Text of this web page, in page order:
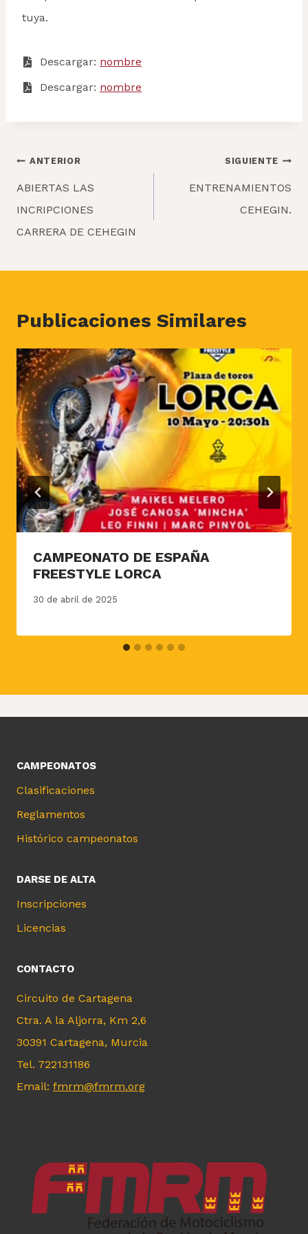
tuya.
Descargar: nombre
Descargar: nombre
Navegación
de
entradas
ANTERIOR
ABIERTAS LAS
INCRIPCIONES
CARRERA DE CEHEGIN
SIGUIENTE
ENTRENAMIENTOS
CEHEGIN.
Publicaciones Similares
CAMPEONATO DE ESPAÑA
FREESTYLE LORCA
30 de abril de 2025
CAMPEONATOS
Clasificaciones
Reglamentos
Histórico campeonatos
DARSE DE ALTA
Inscripciones
Licencias
CONTACTO
Circuito de Cartagena
Ctra. A la Aljorra, Km 2,6
30391 Cartagena, Murcia
Tel. 722131186
Email: fmrm@fmrm.org